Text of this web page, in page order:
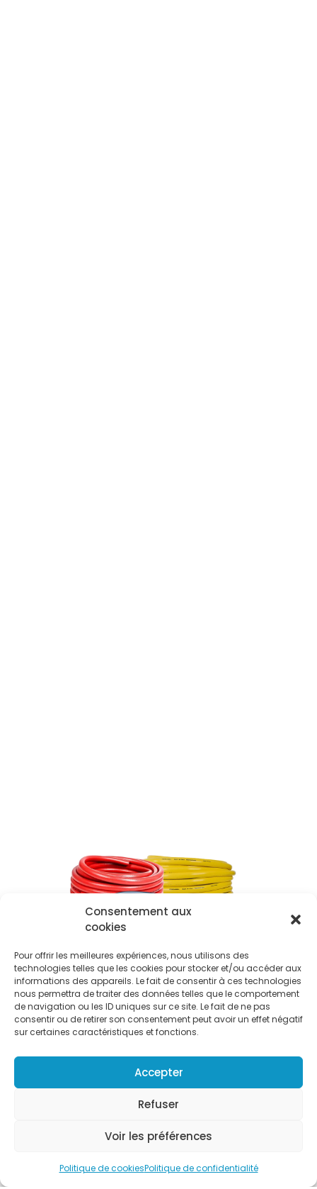
Consentement aux
cookies
Pour offrir les meilleures expériences, nous utilisons des
technologies telles que les cookies pour stocker et/ou accéder aux
informations des appareils. Le fait de consentir à ces technologies
nous permettra de traiter des données telles que le comportement
de navigation ou les ID uniques sur ce site. Le fait de ne pas
consentir ou de retirer son consentement peut avoir un effet négatif
sur certaines caractéristiques et fonctions.
Accepter
Refuser
Voir les préférences
Politique de cookiesPolitique de confidentialité